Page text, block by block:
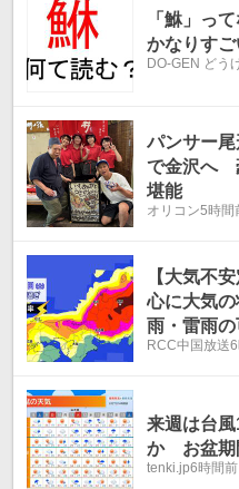
「鮴」っ
かなりすご
DO-GEN どう
パンサー
で金沢へ
堪能
オリコン5時間
【大気不
心に大気
雨・雷雨
雨に注意
RCC中国放送
来週は台
か お盆期
tenki.jp6時間前